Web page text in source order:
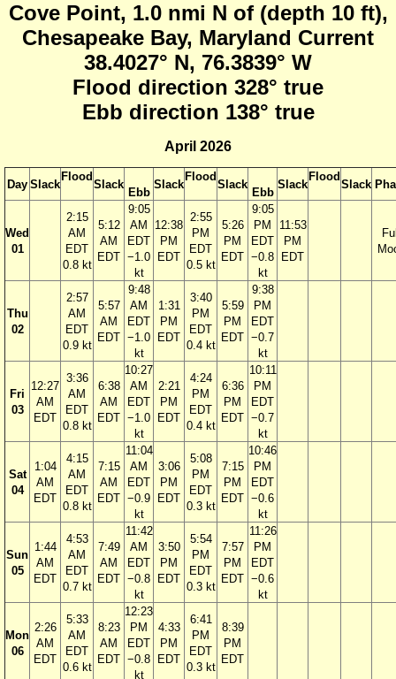
Cove Point, 1.0 nmi N of (depth 10 ft),
Chesapeake Bay, Maryland Current
38.4027° N, 76.3839° W
Flood direction 328° true
Ebb direction 138° true
April 2026
Day Slack
Flood
Slack
Ebb
Slack
Flood
Slack
Ebb
Slack
Flood
Slack
Wed
01
2:15
AM
EDT
0.8 kt
5:12
AM
EDT
9:05
AM
EDT
−1.0
kt
12:38
PM
EDT
2:55
PM
EDT
0.5 kt
5:26
PM
EDT
9:05
PM
EDT
−0.8
kt
11:53
PM
EDT
Thu
02
2:57
AM
EDT
0.9 kt
5:57
AM
EDT
9:48
AM
EDT
−1.0
kt
1:31
PM
EDT
3:40
PM
EDT
0.4 kt
5:59
PM
EDT
9:38
PM
EDT
−0.7
kt
Fri
03
12:27
AM
EDT
3:36
AM
EDT
0.8 kt
6:38
AM
EDT
10:27
AM
EDT
−1.0
kt
2:21
PM
EDT
4:24
PM
EDT
0.4 kt
6:36
PM
EDT
10:11
PM
EDT
−0.7
kt
Sat
04
1:04
AM
EDT
4:15
AM
EDT
0.8 kt
7:15
AM
EDT
11:04
AM
EDT
−0.9
kt
3:06
PM
EDT
5:08
PM
EDT
0.3 kt
7:15
PM
EDT
10:46
PM
EDT
−0.6
kt
Sun
05
1:44
AM
EDT
4:53
AM
EDT
0.7 kt
7:49
AM
EDT
11:42
AM
EDT
−0.8
kt
3:50
PM
EDT
5:54
PM
EDT
0.3 kt
7:57
PM
EDT
11:26
PM
EDT
−0.6
kt
Mon
06
2:26
AM
EDT
5:33
AM
EDT
0.6 kt
8:23
AM
EDT
12:23
PM
EDT
−0.8
kt
4:33
PM
EDT
6:41
PM
EDT
0.3 kt
8:39
PM
EDT